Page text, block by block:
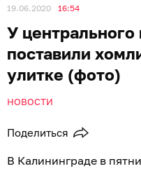
19.06.2020 16:54
У центрального
поставили
улитке (фото)
НОВОСТИ
Поделиться
В Калининграде в